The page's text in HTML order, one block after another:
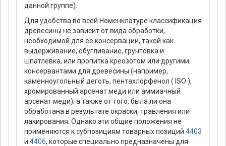
данной группе).
Для удобства во всей Номенклатуре классификация
древесины не зависит от вида обработки,
необходимой для ее консервации, такой как
выдерживание, обугливание, грунтовка и
шпатлевка, или пропитка креозотом или другими
консервантами для древесины (например,
каменноугольный деготь, пентахлорфенол ( ISO ),
хромированный арсенат меди или аммиачный
арсенат меди); а также от того, была ли она
обработана в результате окраски, травления или
лакирования. Однако эти общие положения не
применяются к субпозициям товарных позиций 4403
и 4406, которые специально предназначены для